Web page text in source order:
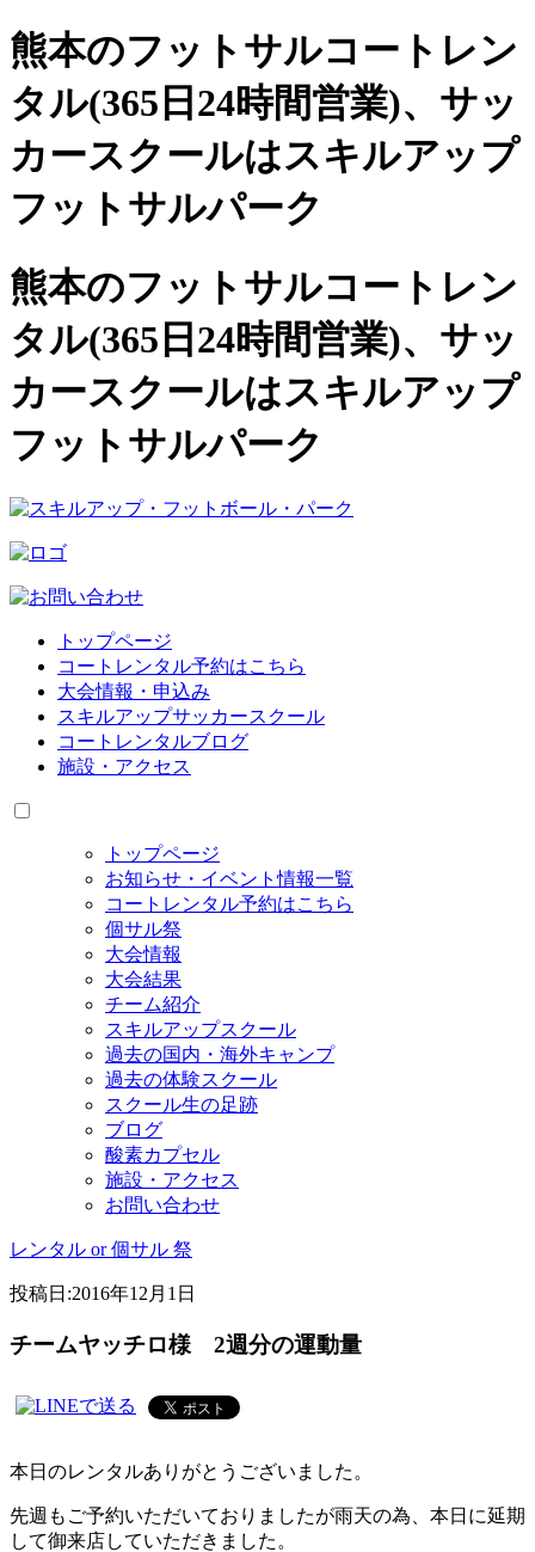
熊本のフットサルコートレン
タル(365日24時間営業)、 サッ
カースクールはスキルアップ
フットサルパーク
熊本のフットサルコートレン
タル(365日24時間営業)、サッ
カースクールはスキルアップ
フットサルパーク
トップページ
コートレンタル予約はこちら
大会情報・申込み
スキルアップサッカースクール
コートレンタルブログ
施設・アクセス
トップページ
お知らせ・イベント情報一覧
コートレンタル予約はこちら
個サル祭
大会情報
大会結果
チーム紹介
スキルアップスクール
過去の国内・海外キャンプ
過去の体験スクール
スクール生の足跡
ブログ
酸素カプセル
施設・アクセス
お問い合わせ
レンタル or 個サル 祭
投稿日:2016年12月1日
チームヤッチロ様 2週分の運動量
本日のレンタルありがとうございました。
先週もご予約いただいておりましたが雨天の為、本日に延期
して御来店していただきました。